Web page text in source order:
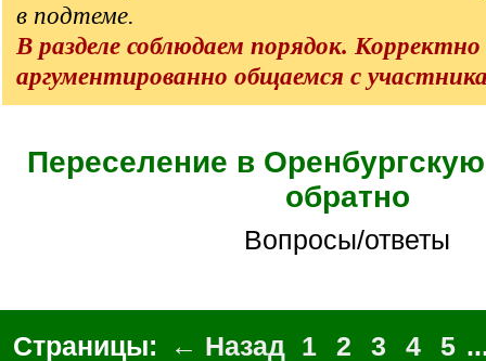
в подтеме.
В разделе соблюдаем порядок.
аргументированно общаемся с
Переселение в
обратно
Вопросы/ответы
Страницы: ← Назад 1 2 3 4 5